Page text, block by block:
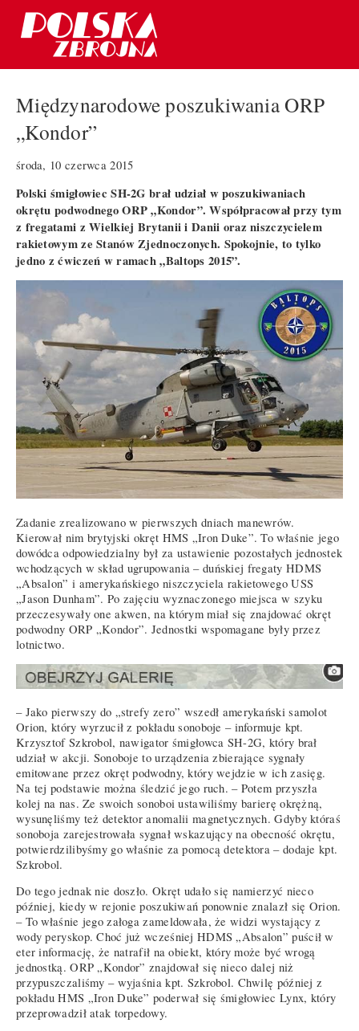
Międzynarodowe poszukiwania ORP
„Kondor”
środa, 10 czerwca 2015
Polski śmigłowiec SH-2G brał udział w poszukiwaniach
okrętu podwodnego ORP „Kondor”. Współpracował przy tym
z fregatami z Wielkiej Brytanii i Danii oraz niszczycielem
rakietowym ze Stanów Zjednoczonych. Spokojnie, to tylko
jedno z ćwiczeń w ramach „Baltops 2015”.
Zadanie zrealizowano w pierwszych dniach manewrów.
Kierował nim brytyjski okręt HMS „Iron Duke”. To właśnie jego
dowódca odpowiedzialny był za ustawienie pozostałych jednostek
wchodzących w skład ugrupowania – duńskiej fregaty HDMS
„Absalon” i amerykańskiego niszczyciela rakietowego USS
„Jason Dunham”. Po zajęciu wyznaczonego miejsca w szyku
przeczesywały one akwen, na którym miał się znajdować okręt
podwodny ORP „Kondor”. Jednostki wspomagane były przez
lotnictwo.
– Jako pierwszy do „strefy zero” wszedł amerykański samolot
Orion, który wyrzucił z pokładu sonoboje – informuje kpt.
Krzysztof Szkrobol, nawigator śmigłowca SH-2G, który brał
udział w akcji. Sonoboje to urządzenia zbierające sygnały
emitowane przez okręt podwodny, który wejdzie w ich zasięg.
Na tej podstawie można śledzić jego ruch. – Potem przyszła
kolej na nas. Ze swoich sonoboi ustawiliśmy barierę okrężną,
wysunęliśmy też detektor anomalii magnetycznych. Gdyby któraś
sonoboja zarejestrowała sygnał wskazujący na obecność okrętu,
potwierdzilibyśmy go właśnie za pomocą detektora – dodaje kpt.
Szkrobol.
Do tego jednak nie doszło. Okręt udało się namierzyć nieco
później, kiedy w rejonie poszukiwań ponownie znalazł się Orion.
– To właśnie jego załoga zameldowała, że widzi wystający z
wody peryskop. Choć już wcześniej HDMS „Absalon” puścił w
eter informację, że natrafił na obiekt, który może być wrogą
jednostką. ORP „Kondor” znajdował się nieco dalej niż
przypuszczaliśmy – wyjaśnia kpt. Szkrobol. Chwilę później z
pokładu HMS „Iron Duke” poderwał się śmigłowiec Lynx, który
przeprowadził atak torpedowy.